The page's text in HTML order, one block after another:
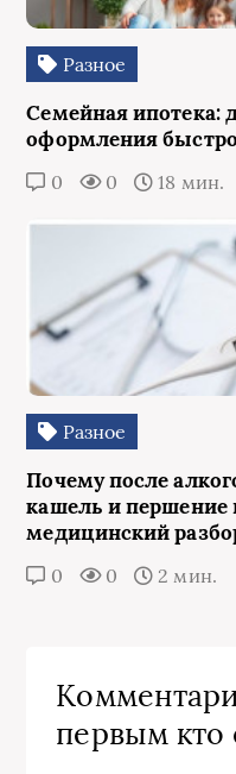
Разное
Семейная ипотека:
оформления
0 0 18 мин.
Разное
Почему после
кашель и першение
медицинский
0 0 2 мин.
первым кто